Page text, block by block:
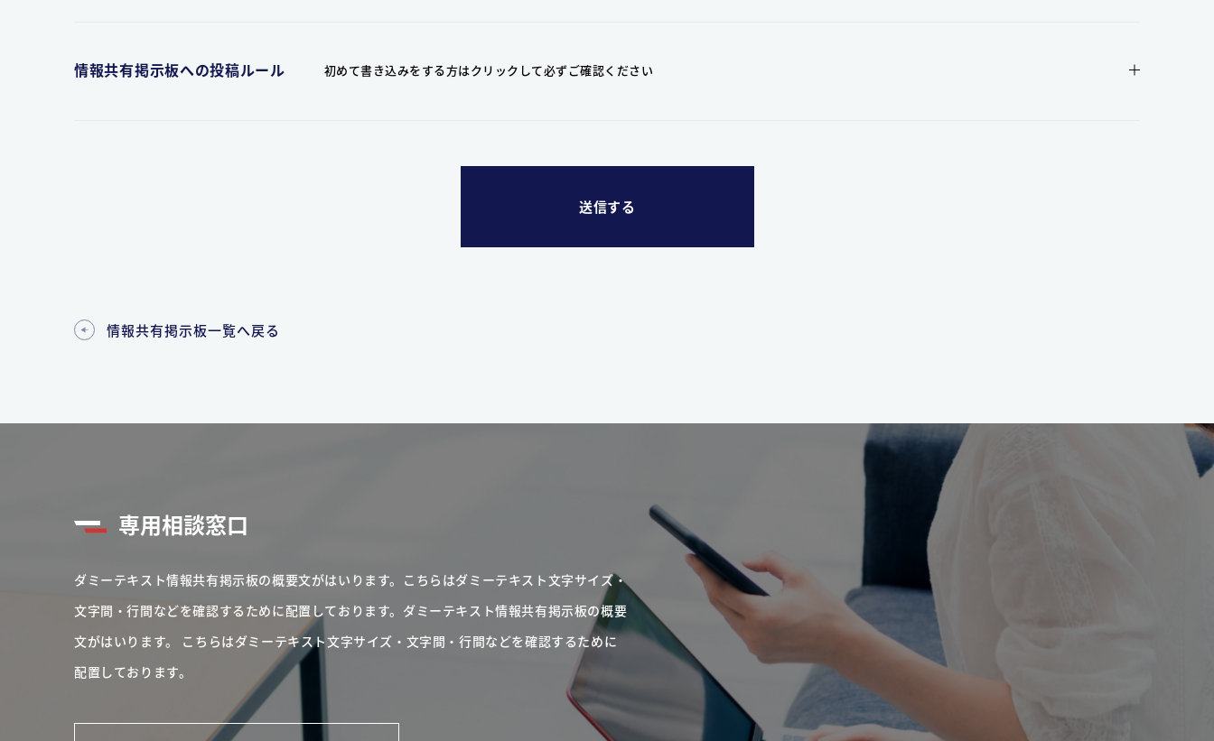
情報共有掲示板への投稿ルール 初めて書き込みをする方はクリックして必ずご確認ください
情報共有掲示板一覧へ戻る
専用相談窓口
ダミーテキスト情報共有掲示板の概要文がはいります。こちらはダミーテキスト文字サイズ・
文字間・行間などを確認するために配置しております。ダミーテキスト情報共有掲示板の概要
文がはいります。 こちらはダミーテキスト文字サイズ・文字間・行間などを確認するために
配置しております。